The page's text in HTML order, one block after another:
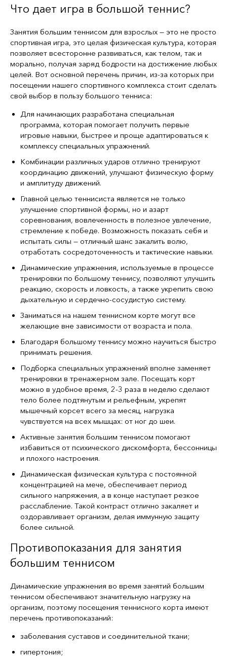
Что дает игра в большой теннис?
Занятия большим теннисом для взрослых — это не просто
спортивная игра, это целая физическая культура, которая
позволяет всесторонне развиваться, как телом, так и
морально, получая заряд бодрости на достижение любых
целей. Вот основной перечень причин, из-за которых при
посещении нашего спортивного комплекса стоит сделать
свой выбор в пользу большого тенниса:
Для начинающих разработана специальная
программа, которая помогает получить первые
игровые навыки, быстрее и проще адаптироваться к
комплексу специальных упражнений.
Комбинации различных ударов отлично тренируют
координацию движений, улучшают физическую форму
и амплитуду движений.
Главной целью теннисиста является не только
улучшение спортивной формы, но и азарт
соревнования, вовлеченность в полезное увлечение,
стремление к победе. Возможность показать себя и
испытать силы — отличный шанс закалить волю,
отработать сосредоточенность и тактические навыки.
Динамические упражнения, используемые в процессе
тренировки по большому теннису, позволяют улучшить
реакцию, скорость и ловкость, а также укрепить свою
дыхательную и сердечно-сосудистую систему.
Заниматься на нашем теннисном корте могут все
желающие вне зависимости от возраста и пола.
Благодаря большому теннису можно научиться быстро
принимать решения.
Подборка специальных упражнений вполне заменяет
тренировки в тренажерном зале. Посещать корт
можно в удобное время, 2-3 раза в неделю сделают
тело более подтянутым и рельефным, укрепят
мышечный корсет всего за месяц, нагрузка
чувствуется на всех мышцах: от ног до шеи.
Активные занятия большим теннисом помогают
избавиться от психического дискомфорта, бессонницы
и плохого настроения.
Динамическая физическая культура с постоянной
концентрацией на мече, обеспечивает период
сильного напряжения, а в конце наступает резкое
расслабление. Такой контраст отлично закаляет и
оздоравливает организм, делая иммунную защиту
более сильной.
Противопоказания для занятия
большим теннисом
Динамические упражнения во время занятий большим
теннисом обеспечивают значительную нагрузку на
организм, поэтому посещения теннисного корта имеют
перечень противопоказаний:
заболевания суставов и соединительной ткани;
гипертония;